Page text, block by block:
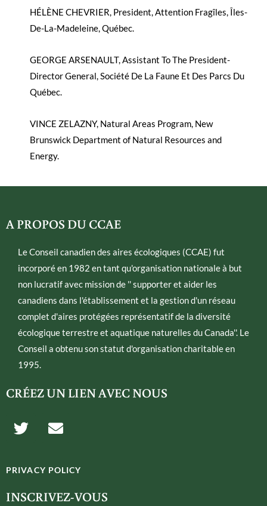
HÉLÈNE CHEVRIER, President, Attention Fragîles, Îles-
De-La-Madeleine, Québec.
GEORGE ARSENAULT, Assistant To The President-
Director General, Société De La Faune Et Des Parcs Du
Québec.
VINCE ZELAZNY, Natural Areas Program, New
Brunswick Department of Natural Resources and
Energy.
A PROPOS DU CCAE
Le Conseil canadien des aires écologiques (CCAE) fut
incorporé en 1982 en tant qu'organisation nationale à but
non lucratif avec mission de '' supporter et aider les
canadiens dans l'établissement et la gestion d'un réseau
complet d'aires protégées représentatif de la diversité
écologique terrestre et aquatique naturelles du Canada''. Le
Conseil a obtenu son statut d'organisation charitable en
1995.
CRÉEZ UN LIEN AVEC NOUS
T
w
t
t
e
E
n
e
l
o
PRIVACY POLICY
INSCRIVEZ-VOUS